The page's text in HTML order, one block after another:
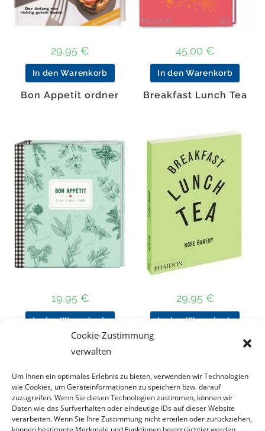
Cookie-Zustimmung
verwalten
Um Ihnen ein optimales Erlebnis zu bieten, verwenden wir Technologien
wie Cookies, um Geräteinformationen zu speichern bzw. darauf
zuzugreifen. Wenn Sie diesen Technologien zustimmen, können wir
Daten wie das Surfverhalten oder eindeutige IDs auf dieser Website
verarbeiten. Wenn Sie Ihre Zustimmung nicht erteilen oder zurückziehen,
29,95 €
In den Warenkorb
45,00 €
In den Warenkorb
Bon Appetit ordner
19,95 €
In den Warenkorb
Breakfast Lunch Tea
29,95 €
In den Warenkorb
Nach Preis filtern
Kategorie
auswählen